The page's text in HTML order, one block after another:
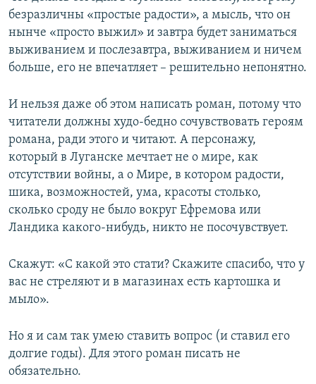
безразличны «простые радости», а мысль, что он
нынче «просто выжил» и завтра будет заниматься
выживанием и послезавтра, выживанием и ничем
больше, его не впечатляет – решительно непонятно.
И нельзя даже об этом написать роман, потому что
читатели должны худо-бедно сочувствовать героям
романа, ради этого и читают. А персонажу,
который в Луганске мечтает не о мире, как
отсутствии войны, а о Мире, в котором радости,
шика, возможностей, ума, красоты столько,
сколько сроду не было вокруг Ефремова или
Ландика какого-нибудь, никто не посочувствует.
Скажут: «С какой это стати? Скажите спасибо, что у
вас не стреляют и в магазинах есть картошка и
мыло».
Но я и сам так умею ставить вопрос (и ставил его
долгие годы). Для этого роман писать не
обязательно.